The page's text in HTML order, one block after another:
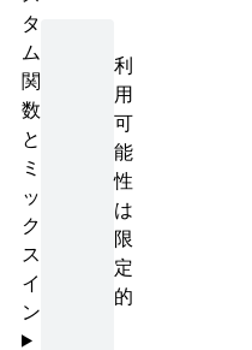
利
用
可
能
性
は
限
定
的
タ
ム
関
数
と
ミ
ッ
ク
ス
イ
ン